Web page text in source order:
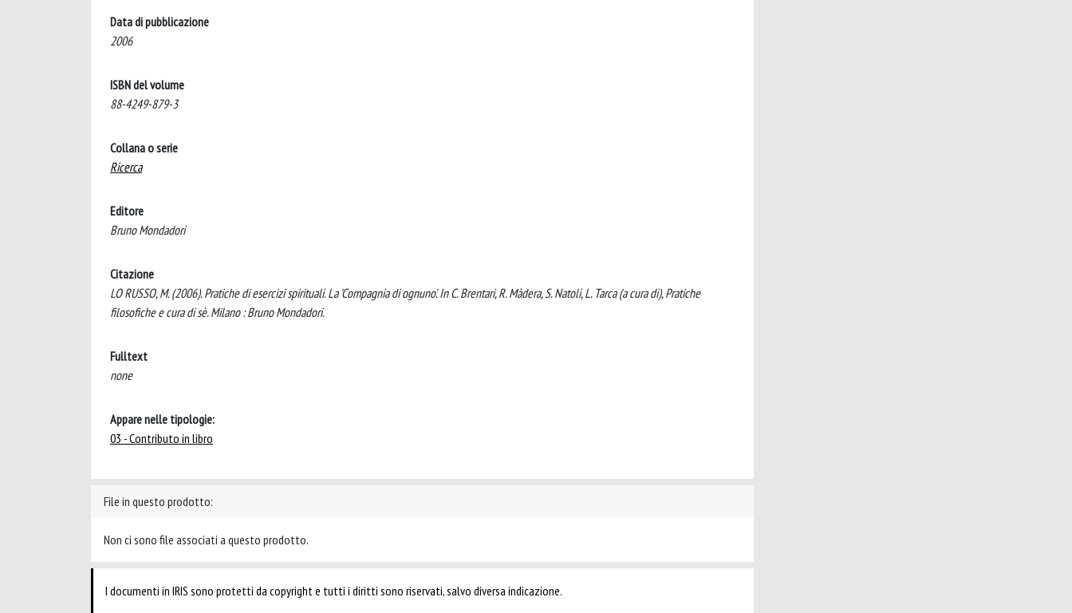
Data di pubblicazione
2006
ISBN del volume
88-4249-879-3
Collana o serie
Ricerca
Editore
Bruno Mondadori
Citazione
LO RUSSO, M. (2006). Pratiche di esercizi spirituali. La 'Compagnia di ognuno'. In C. Brentari, R. Màdera, S. Natoli, L. Tarca (a cura di), Pratiche
filosofiche e cura di sè. Milano : Bruno Mondadori.
Fulltext
none
Appare nelle tipologie:
03 - Contributo in libro
File in questo prodotto:
Non ci sono file associati a questo prodotto.
I documenti in IRIS sono protetti da copyright e tutti i diritti sono riservati, salvo diversa indicazione.